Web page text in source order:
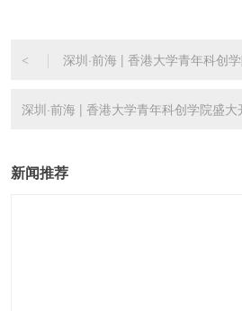
< 深圳·前海 | 香港大学青年科创
深圳·前海 | 香港大学青年科创学院盛大
新闻推荐